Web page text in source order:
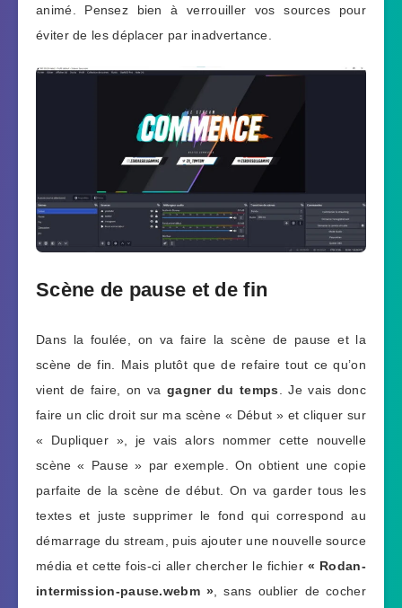
animé. Pensez bien à verrouiller vos sources pour
éviter de les déplacer par inadvertance.
Scène de pause et de fin
Dans la foulée, on va faire la scène de pause et la
scène de fin. Mais plutôt que de refaire tout ce qu’on
vient de faire, on va gagner du temps . Je vais donc
faire un clic droit sur ma scène « Début » et cliquer sur
« Dupliquer », je vais alors nommer cette nouvelle
scène « Pause » par exemple. On obtient une copie
parfaite de la scène de début. On va garder tous les
textes et juste supprimer le fond qui correspond au
démarrage du stream, puis ajouter une nouvelle source
média et cette fois-ci aller chercher le fichier « Rodan-
intermission-pause.webm » , sans oublier de cocher